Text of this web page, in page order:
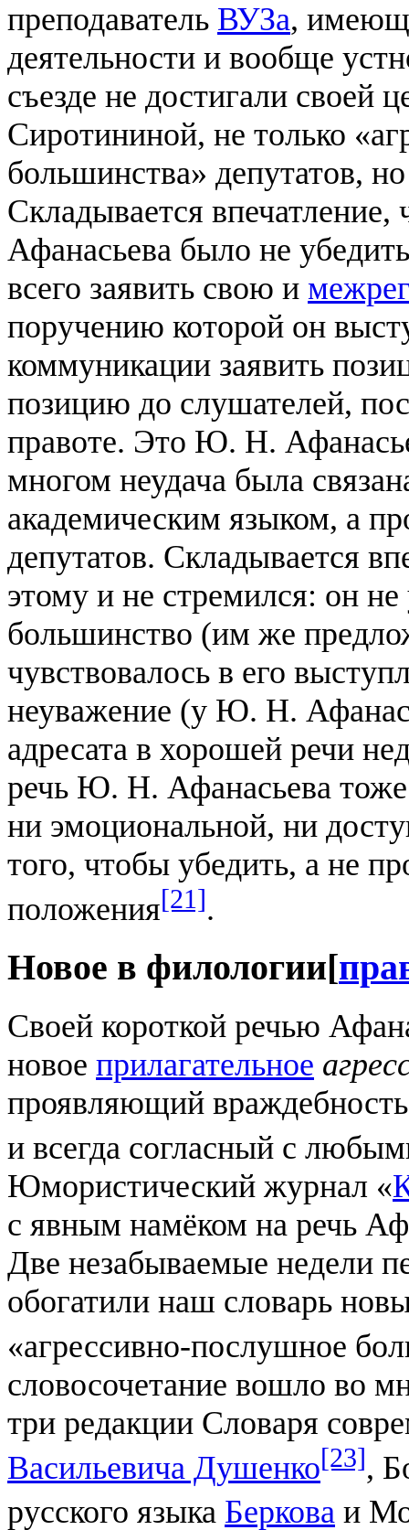
преподаватель ВУЗа,
деятельности и вообще
съезде не достигали своей
Сиротининой, не только
большинства» депутатов,
Складывается
Афанасьева было не
всего заявить свою и
поручению которой он
коммуникации заявить
позицию до слушателей,
правоте. Это Ю. Н.
многом неудача была
академическим языком, а
депутатов. Складывается
этому и не стремился: он
большинство (им же
чувствовалось в его
неуважение (у Ю. Н.
адресата в хорошей речи
речь Ю. Н. Афанасьева
ни эмоциональной, ни
того, чтобы убедить, а не
положения[21].
Новое в филологии[
Своей короткой речью
новое прилагательное
проявляющий
и всегда согласный с
Юмористический журнал «
с явным намёком на речь
Две незабываемые недели
обогатили наш словарь
«агрессивно-послушное
словосочетание вошло во
три редакции Словаря
Васильевича Душенко[23],
русского языка Беркова и